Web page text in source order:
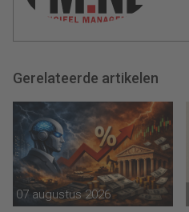
Gerelateerde artikelen
07 augustus 2026